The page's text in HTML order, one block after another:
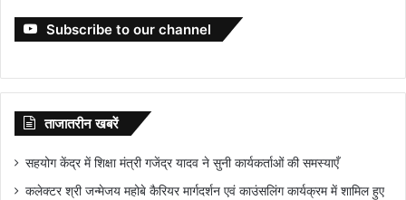
Subscribe to our channel
ताजातरीन खबरें
सहयोग केंद्र में शिक्षा मंत्री गजेंद्र यादव ने सुनी कार्यकर्ताओं की समस्याएँ
कलेक्टर श्री जन्मेजय महोबे कैरियर मार्गदर्शन एवं काउंसलिंग कार्यक्रम में शामिल हुए